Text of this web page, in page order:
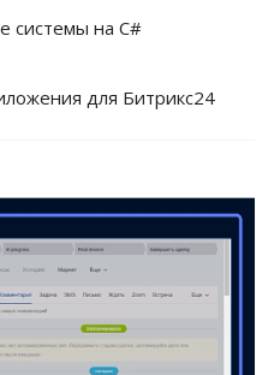
системы на C#
для Битрикс24